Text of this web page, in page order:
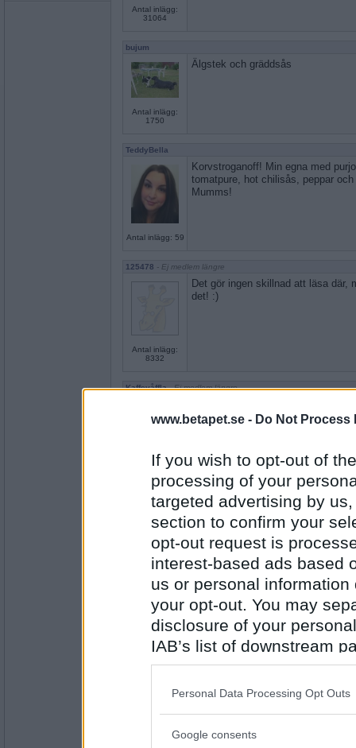
www.betapet.se - Do Not Process
If you wish to opt-out of
processing of your
targeted advertising by
section to confirm your
opt-out request is
interest-based ads based
us or personal
your opt-out. You may
disclosure of your
IAB’s list of downstream
also be disclosed by us
Downstream Participants
Please note that this
Personal Data Processing Opt Outs
Google consents
Antal inlägg:
31064
bujum
Antal inlägg:
1750
Älgstek och gräddsås
TeddyBella
Antal inlägg: 59
Korvstroganoff! Min egna med
tomatpure, hot chilisås, peppar
Mumms!
125478 - Ej medlem längre
Antal inlägg:
8332
Det gör ingen skillnad att läsa där,
det! :)
Kaffevåffla- Ej medlem längre
Antal inlägg: 316
kesella, med citrussmak. Åh, så
mjukrörd vaniljglass är nog ändå
recidivfara- Ej medlem längre
Antal inlägg:
2385
morotskaketopping, icing eller vad
- Ej medlem längre
Mm. Nu som vickning: havrekakor
mjök..because youre worth it.
- Ej medlem längre